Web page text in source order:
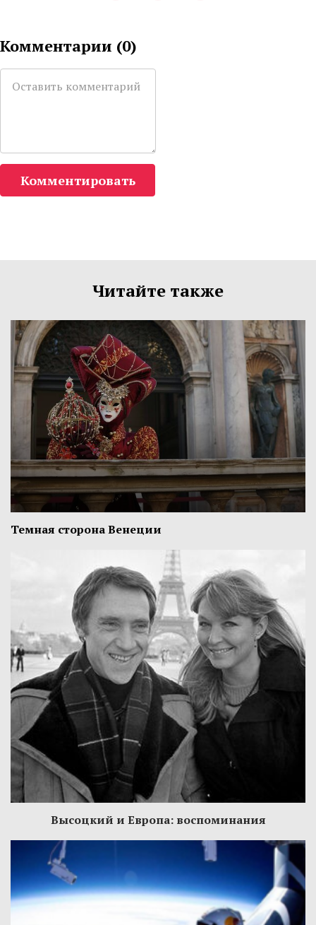
Комментарии (0)
Комментировать
Читайте также
Темная сторона Венеции
Высоцкий и Европа: воспоминания